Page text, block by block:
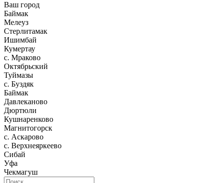
Ваш город
Баймак
Мелеуз
Стерлитамак
Ишимбай
Кумертау
c. Мраково
Октябрьский
Туймазы
c. Буздяк
Баймак
Давлеканово
Дюртюли
Кушнаренково
Магнитогорск
с. Аскарово
с. Верхнеяркеево
Сибай
Уфа
Чекмагуш